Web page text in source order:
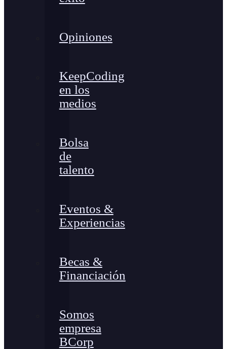
Opiniones
KeepCoding
en los
medios
Bolsa
de
talento
Eventos &
Experiencias
Becas &
Financiación
Somos
empresa
BCorp